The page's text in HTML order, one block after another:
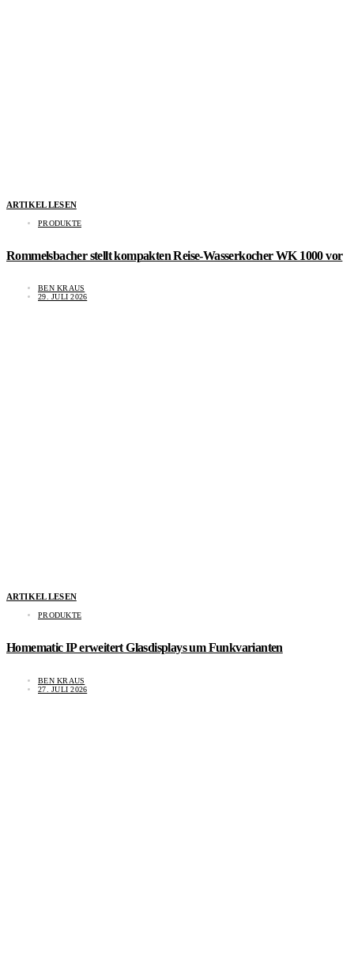
ARTIKEL LESEN
PRODUKTE
Rommelsbacher stellt kompakten Reise-Wasserkocher WK 1000 vor
BEN KRAUS
29. JULI 2026
ARTIKEL LESEN
PRODUKTE
Homematic IP erweitert Glasdisplays um Funkvarianten
BEN KRAUS
27. JULI 2026